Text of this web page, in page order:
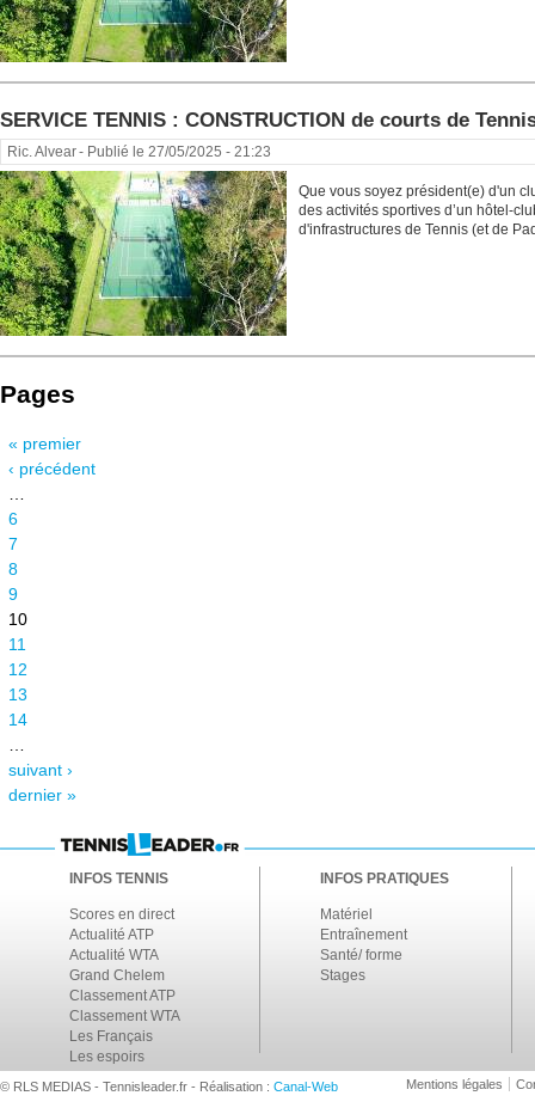
SERVICE TENNIS : CONSTRUCTION de courts de
Ric. Alvear- Publié le 27/05/2025 - 21:23
Que vous soyez président(e) d'un
des activités sportives d’un hôtel-
d'infrastructures de Tennis (et de
Pages
« premier
‹ précédent
6
7
8
9
10
11
12
13
14
suivant ›
dernier »
INFOS TENNIS
Scores en direct
Actualité ATP
Actualité WTA
Grand Chelem
Classement ATP
Classement WTA
Les Français
Les espoirs
INFOS PRATIQUES
Matériel
Entraînement
Santé/ forme
Stages
© RLS MEDIAS - Tennisleader.fr - Réalisation : Canal-Web Mentions légales